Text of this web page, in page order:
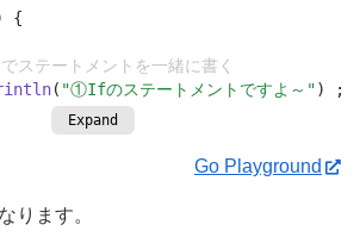
{
ートメントを一緒に書く
( "①Ifのステートメントですよ～") ;
式＞の部分が true なので中に入る
"①Ifの中ですよ～")
Expand
Go Playground
ります。